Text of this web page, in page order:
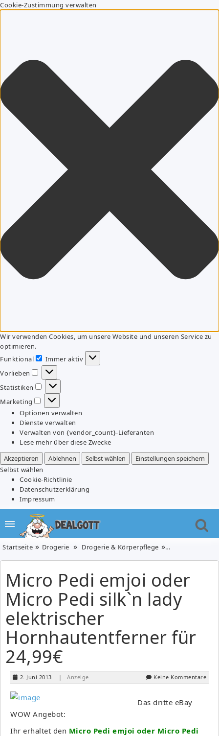
Cookie-Zustimmung verwalten
Wir verwenden Cookies, um unsere Website und unseren Service zu
optimieren.
Funktional
Funktional
Immer aktiv
Vorlieben
Vorlieben
Statistiken
Statistiken
Marketing
Marketing
Optionen verwalten
Dienste verwalten
Verwalten von {vendor_count}-Lieferanten
Lese mehr über diese Zwecke
Akzeptieren
Ablehnen Selbst wählen
Einstellungen speichern
Selbst wählen
Cookie-Richtlinie
Datenschutzerklärung
Impressum
Startseite Drogerie Drogerie & Körperpflege Micro Pedi
Micro Pedi emjoi oder
Micro Pedi silk`n lady
elektrischer
Hornhautentferner für
24,99€
2. Juni 2013 | Anzeige Keine Kommentare
Das dritte eBay
WOW Angebot:
Ihr erhaltet den Micro Pedi emjoi oder Micro Pedi